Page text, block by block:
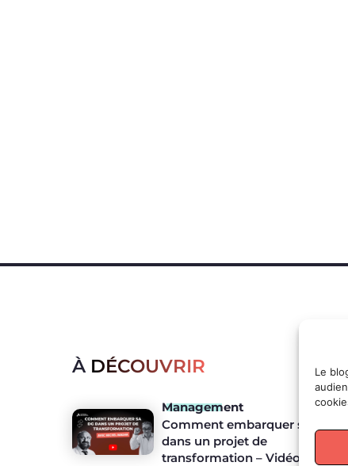
Le
À DÉCOUVRIR
Management
Comment embarquer sa DG
dans un projet de
transformation – Vidéo